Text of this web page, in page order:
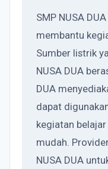
SMP NUSA
membantu
Sumber listrik
NUSA DUA
DUA
dapat
kegiatan
mudah.
NUSA DUA